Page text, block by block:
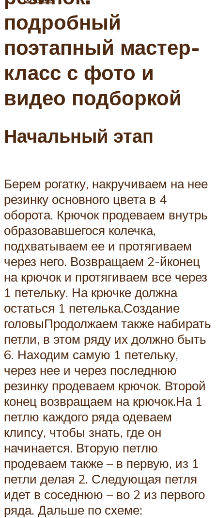
подробный
поэтапный мастер-
класс с фото и
видео подборкой
Начальный этап
Берем рогатку, накручиваем на нее
резинку основного цвета в 4
оборота. Крючок продеваем внутрь
образовавшегося колечка,
подхватываем ее и протягиваем
через него. Возвращаем 2-йконец
на крючок и протягиваем все через
1 петельку. На крючке должна
остаться 1 петелька.Создание
головыПродолжаем также набирать
петли, в этом ряду их должно быть
6. Находим самую 1 петельку,
через нее и через последнюю
резинку продеваем крючок. Второй
конец возвращаем на крючок.На 1
петлю каждого ряда одеваем
клипсу, чтобы знать, где он
начинается. Вторую петлю
продеваем также – в первую, из 1
петли делая 2. Следующая петля
идет в соседнюю – во 2 из первого
ряда. Дальше по схеме: